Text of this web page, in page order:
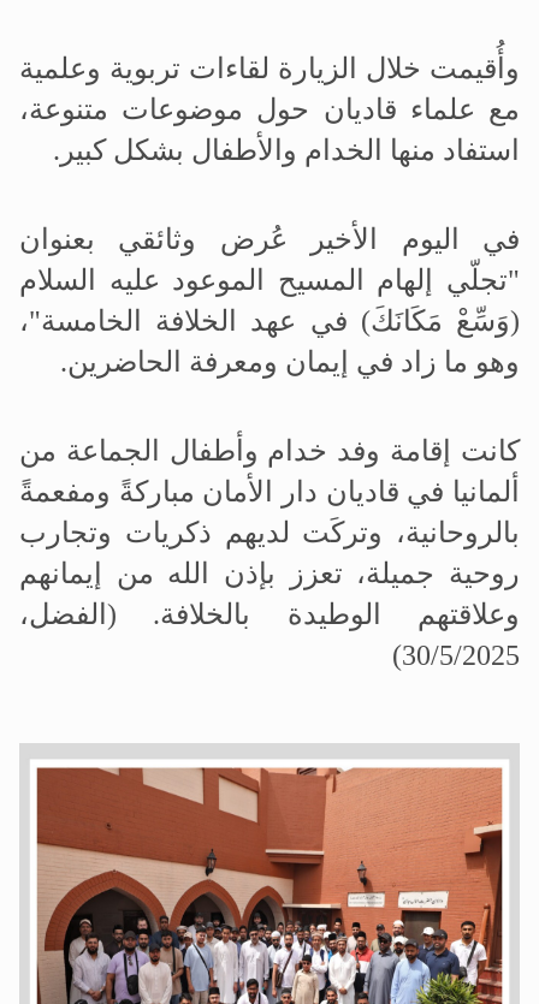
وأُقيمت خلال الزيارة لقاءات تربوية وعلمية
مع علماء قاديان حول موضوعات متنوعة،
استفاد منها الخدام والأطفال بشكل كبير .
في اليوم الأخير عُرض وثائقي بعنوان
"تجلّي إلهام المسيح الموعود عليه السلام
(وَسِّعْ مَكَانَكَ) في عهد الخلافة الخامسة"،
وهو ما زاد في إيمان ومعرفة الحاضرين.
كانت إقامة وفد خدام وأطفال الجماعة من
ألمانيا في قاديان دار الأمان مباركةً ومفعمةً
بالروحانية، وتركَت لديهم ذكريات وتجارب
روحية جميلة، تعزز بإذن الله من إيمانهم
وعلاقتهم الوطيدة بالخلافة. (الفضل،
30/5/2025)